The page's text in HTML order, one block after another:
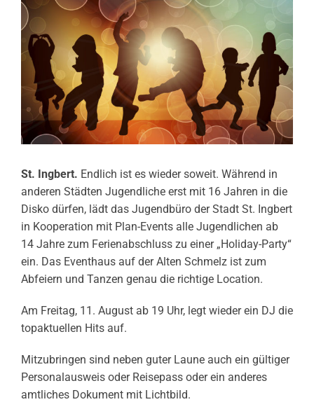
St. Ingbert. Endlich ist es wieder soweit. Während in
anderen Städten Jugendliche erst mit 16 Jahren in die
Disko dürfen, lädt das Jugendbüro der Stadt St. Ingbert
in Kooperation mit Plan-Events alle Jugendlichen ab
14 Jahre zum Ferienabschluss zu einer „Holiday-Party“
ein. Das Eventhaus auf der Alten Schmelz ist zum
Abfeiern und Tanzen genau die richtige Location.
Am Freitag, 11. August ab 19 Uhr, legt wieder ein DJ die
topaktuellen Hits auf.
Mitzubringen sind neben guter Laune auch ein gültiger
Personalausweis oder Reisepass oder ein anderes
amtliches Dokument mit Lichtbild.